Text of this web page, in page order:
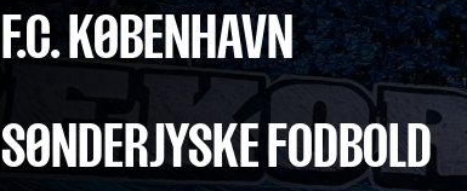
F.C. KØBENHAVN
SØNDERJYSKE FODBOLD